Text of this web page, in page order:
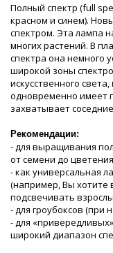
Полный спектр (full
красном и синем).
спектром. Эта лампа
многих растений. В
спектра она немного
широкой зоны
искусственного
одновременно имеет
захватывает
Рекомендации:
- для выращивания
от семени до
- как универсальная
(например, Вы хотите
подсвечивать
- для гроубоксов (при
- для
широкий диапазон